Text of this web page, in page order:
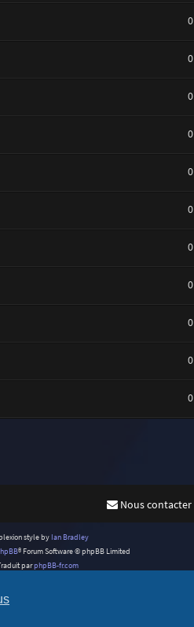
0
0
0
0
0
0
0
0
0
0
0
Nous contacter
style by Ian Bradley
® Forum Software © phpBB Limited
parphpBB-fr.com